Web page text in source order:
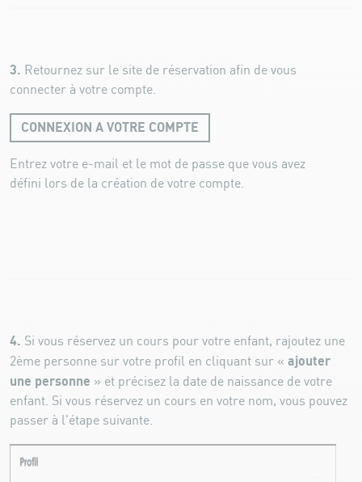
3. Retournez sur le site de réservation afin de vous
connecter à votre compte.
CONNEXION A VOTRE COMPTE
Entrez votre e-mail et le mot de passe que vous avez
défini lors de la création de votre compte.
4. Si vous réservez un cours pour votre enfant, rajoutez une
2ème personne sur votre profil en cliquant sur « ajouter
une personne » et précisez la date de naissance de votre
enfant. Si vous réservez un cours en votre nom, vous pouvez
passer à l'étape suivante.